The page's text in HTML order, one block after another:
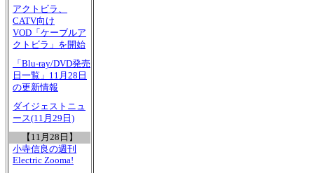
アクトビラ、
CATV向け
VOD「ケーブルア
クトビラ」を開始
「Blu-ray/DVD発売
日一覧」11月28日
の更新情報
ダイジェストニュ
ース(11月29日)
【11月28日】
小寺信良の週刊
Electric Zooma!